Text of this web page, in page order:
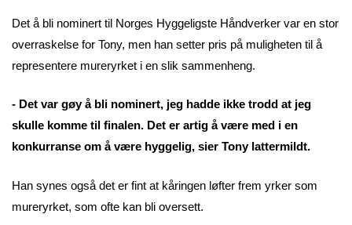
Det å bli nominert til Norges Hyggeligste Håndverker var en stor
overraskelse for Tony, men han setter pris på muligheten til å
representere mureryrket i en slik sammenheng.
- Det var gøy å bli nominert, jeg hadde ikke trodd at jeg
skulle komme til finalen. Det er artig å være med i en
konkurranse om å være hyggelig, sier Tony lattermildt.
Han synes også det er fint at kåringen løfter frem yrker som
mureryrket, som ofte kan bli oversett.